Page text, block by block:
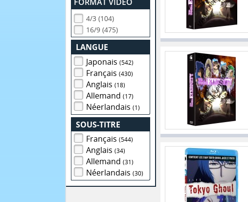
4/3 (104)
16/9 (475)
LANGUE
Japonais(542)
Français(430)
Anglais(18)
Allemand(17)
Néerlandais(1)
SOUS-TITRE
Français(544)
Anglais(34)
Allemand(31)
Néerlandais(30)